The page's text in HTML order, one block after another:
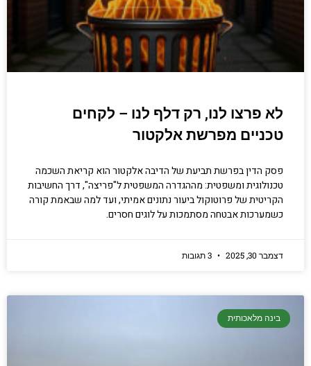
לא פרצו לנו, רק דלף לנו – לקחים
טכניים מפרשת אלקטור
פסק הדין בפרשת תביעת של הדיבה אלקטור הוא קריאת השכמה
טכנולוגית ומשפטית: מההגדרה המשפטית ל"פריצה", דרך החשיבות
הקריטית של פרוטוקול ביעור נתונים אמיתי, ועד למה שבאמת קורה
כשמערכות אבטחה מסתמכות על לוגים חסרים.
דצמבר 30, 2025
בינה מלאכותית